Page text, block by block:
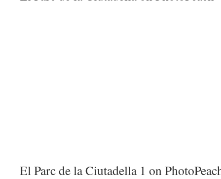
El Parc de la Ciutadella 1 on